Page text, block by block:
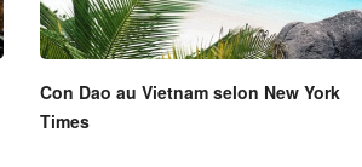
Con Dao au Vietnam selon New York
Times